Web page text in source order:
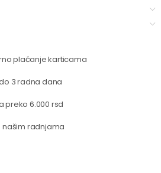
plaćanje karticama
3 radna dana
preko 6.000 rsd
našim radnjama